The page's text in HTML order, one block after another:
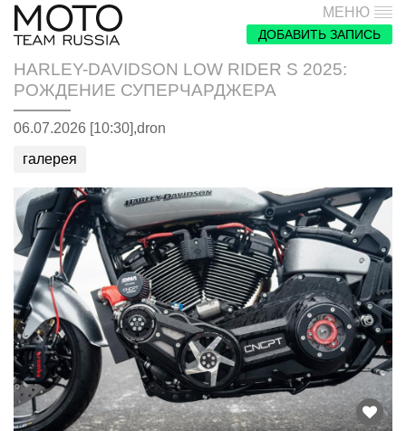
МЕНЮ
ДОБАВИТЬ ЗАПИСЬ
HARLEY-DAVIDSON LOW RIDER S 2025:
РОЖДЕНИЕ СУПЕРЧАРДЖЕРА
06.07.2026 [10:30],dron
галерея